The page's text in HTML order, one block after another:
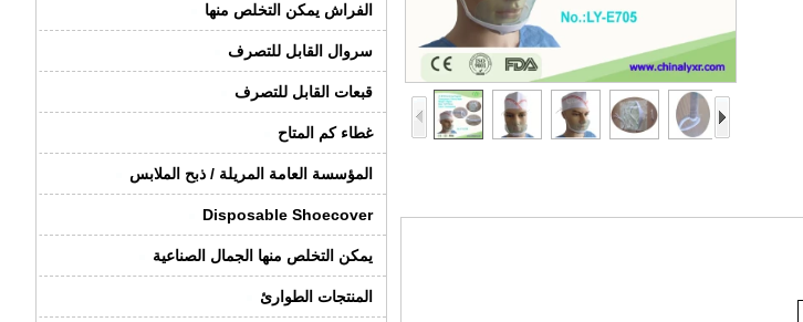
الفراش يمكن التخلص منها
سروال القابل للتصرف
قبعات القابل للتصرف
غطاء كم المتاح
المؤسسة العامة المريلة / ذبح الملابس
Disposable Shoecover
يمكن التخلص منها الجمال الصناعية
المنتجات الطوارئ